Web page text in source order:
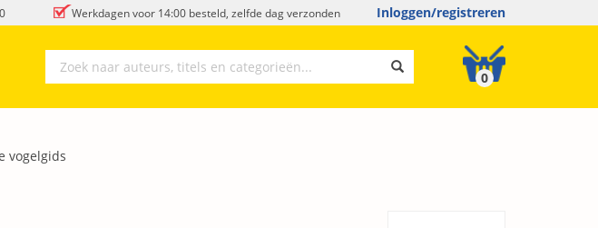
Werkdagen voor 14:00 besteld, zelfde dag verzonden Inloggen/registreren
0
vogelgids